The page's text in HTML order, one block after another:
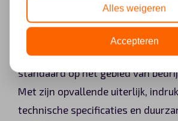
Kortom, de introductie van de
Buzz Cargo in Nederland
standaard op het gebied van
Met zijn opvallende uiterlijk,
technische specificaties en
Alles weigeren
Accepteren